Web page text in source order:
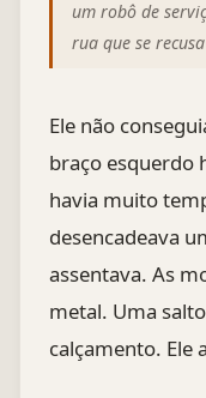
um robô de
rua que se
Ele não
braço esquerdo
havia muito
desencadeava
assentava. As
metal. Uma
calçamento. Ele